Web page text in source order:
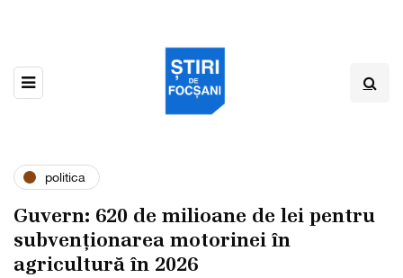
politica
Guvern: 620 de milioane de lei pentru
subvenționarea motorinei în
agricultură în 2026